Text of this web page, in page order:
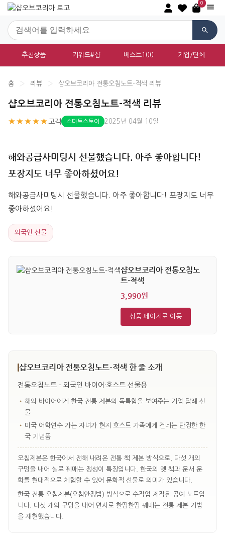
0
추천상품 키워드#샵 베스트100 기업/단체
홈 › 리뷰 › 샵오브코리아 전통오침노트-적색 리뷰
샵오브코리아 전통오침노트-적색 리뷰
★★★★★ 고객 스마트스토어 2025년 04월 10일
해와공급사미팅시 선물했습니다. 아주 좋아합니다!
포장지도 너무 좋아하셨어요!
해와공급사미팅시 선물했습니다. 아주 좋아합니다! 포장지도 너무
좋아하셨어요!
외국인 선물
샵오브코리아 전통오침노
트-적색
3,990원
상품 페이지로 이동
샵오브코리아 전통오침노트-적색 한 줄 소개
전통오침노트 - 외국인 바이어·호스트 선물용
• 해외 바이어에게 한국 전통 제본의 독특함을 보여주는 기업 답례 선
물
• 미국 어학연수 가는 자녀가 현지 호스트 가족에게 건네는 단정한 한
국 기념품
오침제본은 한국에서 전해 내려온 전통 책 제본 방식으로, 다섯 개의
구멍을 내어 실로 꿰매는 정성이 특징입니다. 한국의 옛 책과 문서 문
화를 현대적으로 체험할 수 있어 문화적 선물로 의미가 있습니다.
한국 전통 오침제본(오침안정법) 방식으로 수작업 제작된 공예 노트입
니다. 다섯 개의 구멍을 내어 면사로 한땀한땀 꿰매는 전통 제본 기법
을 재현했습니다.